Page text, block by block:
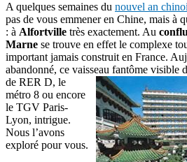
A quelques semaines du nouvel an
pas de vous emmener en Chine, mais à
: à Alfortville très exactement. Au
Marne se trouve en effet le complexe
important jamais construit en France.
abandonné, ce vaisseau fantôme visible
de RER D, le
métro 8 ou encore
le TGV Paris-
Lyon, intrigue.
Nous l’avons
exploré pour vous.